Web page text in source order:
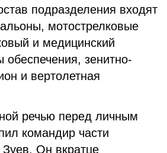
подразделения входят
мотострелковые
и медицинский
обеспечения, зенитно-
и вертолетная
речью перед личным
командир части
Он вкратце